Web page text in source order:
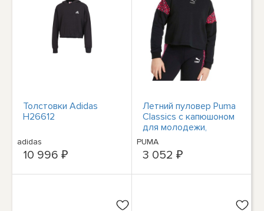
Толстовки Adidas
H26612
adidas
10 996 ₽
Летний пуловер Puma
Classics с капюшоном
для молодежи,
повседневная верхняя
одежда для девочек,
размер S, 5
PUMA
3 052 ₽